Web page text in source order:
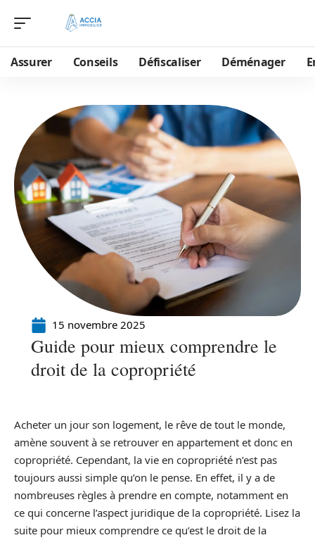
Assurer Conseils Défiscaliser Déménager
15 novembre 2025
Guide pour mieux comprendre le
droit de la copropriété
Acheter un jour son logement, le rêve de tout le monde,
amène souvent à se retrouver en appartement et donc en
copropriété. Cependant, la vie en copropriété n’est pas
toujours aussi simple qu’on le pense. En effet, il y a de
nombreuses règles à prendre en compte, notamment en
ce qui concerne l’aspect juridique de la copropriété. Lisez la
suite pour mieux comprendre ce qu’est le droit de la